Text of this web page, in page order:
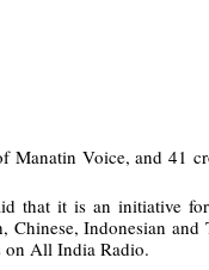
Manatin Voice, and 41
that it is an initiative
Chinese, Indonesian
on All India Radio.